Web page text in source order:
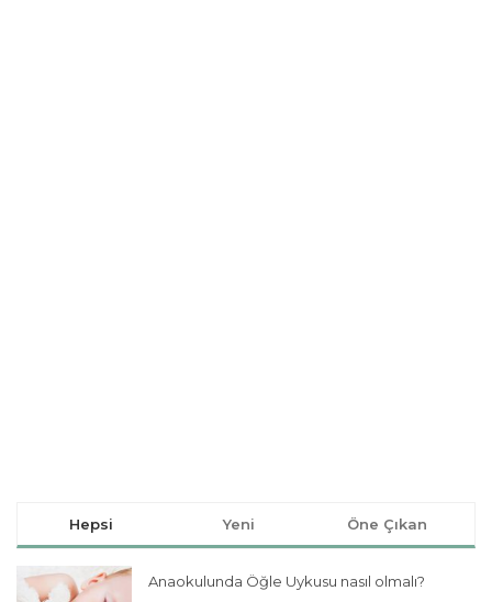
Hepsi Yeni Öne Çıkan
Anaokulunda Öğle Uykusu nasıl olmalı?